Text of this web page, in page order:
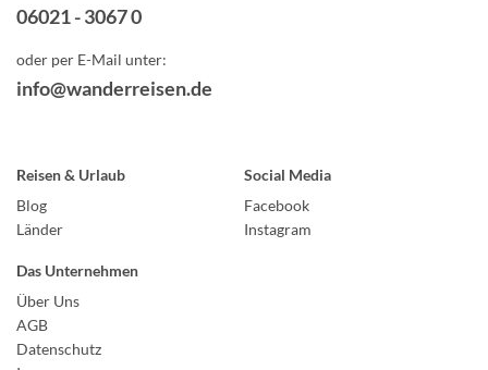
06021 - 3067 0
oder per E-Mail unter:
info@wanderreisen.de
Reisen & Urlaub
Blog
Länder
Social Media
Facebook
Instagram
Das Unternehmen
Über Uns
AGB
Datenschutz